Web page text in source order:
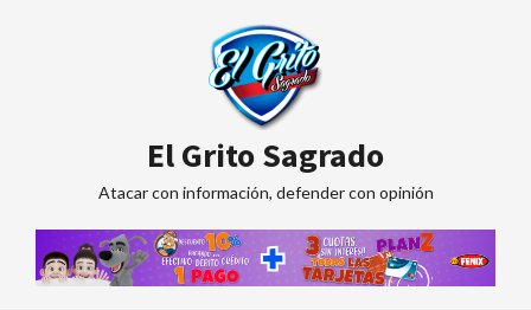
El Grito Sagrado
Atacar con información, defender con opinión